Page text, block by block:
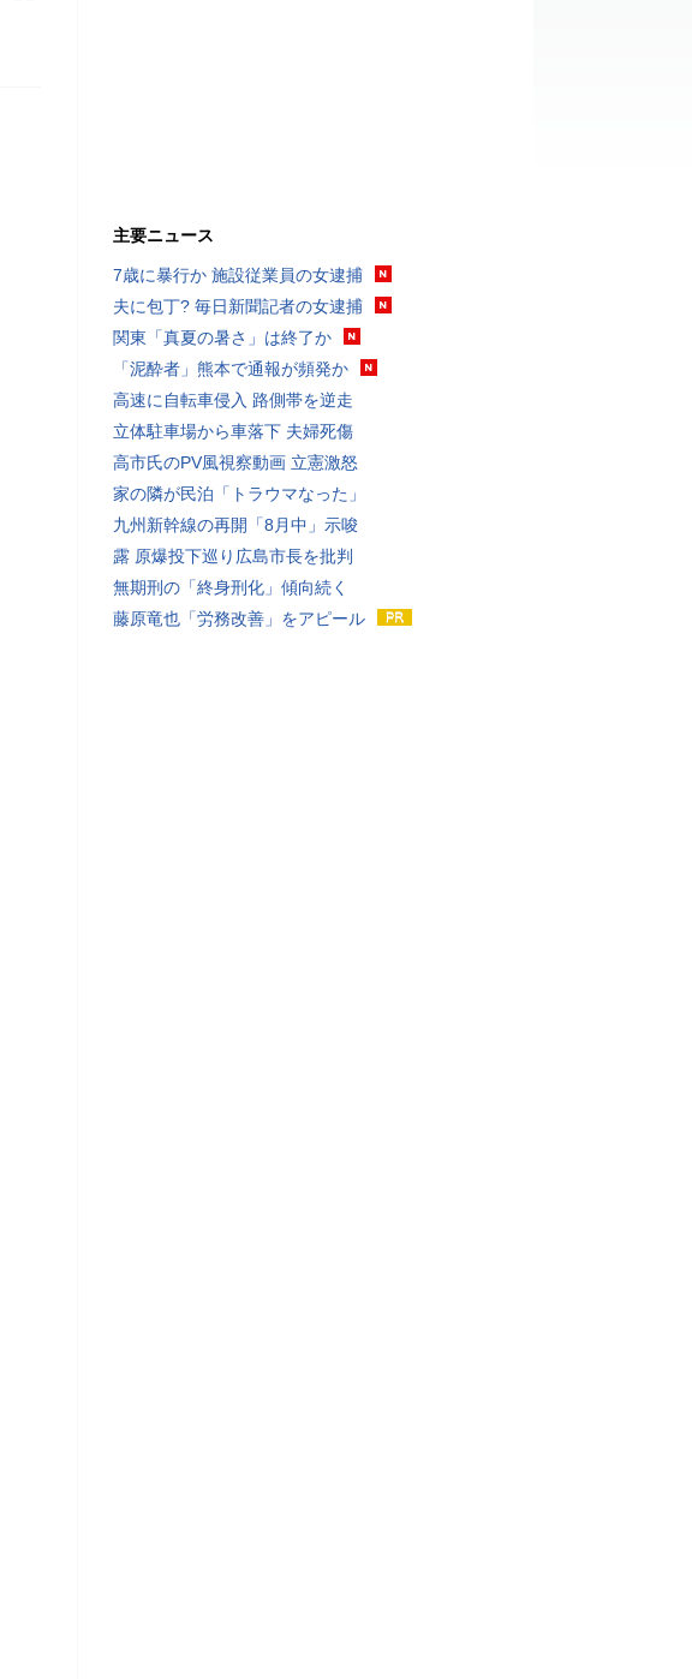
主要ニュース
7歳に暴行か 施設従業員の女逮捕
夫に包丁? 毎日新聞記者の女逮捕
関東「真夏の暑さ」は終了か
「泥酔者」熊本で通報が頻発か
高速に自転車侵入 路側帯を逆走
立体駐車場から車落下 夫婦死傷
高市氏のPV風視察動画 立憲激怒
家の隣が民泊「トラウマなった」
九州新幹線の再開「8月中」示唆
露 原爆投下巡り広島市長を批判
無期刑の「終身刑化」傾向続く
藤原竜也「労務改善」をアピール